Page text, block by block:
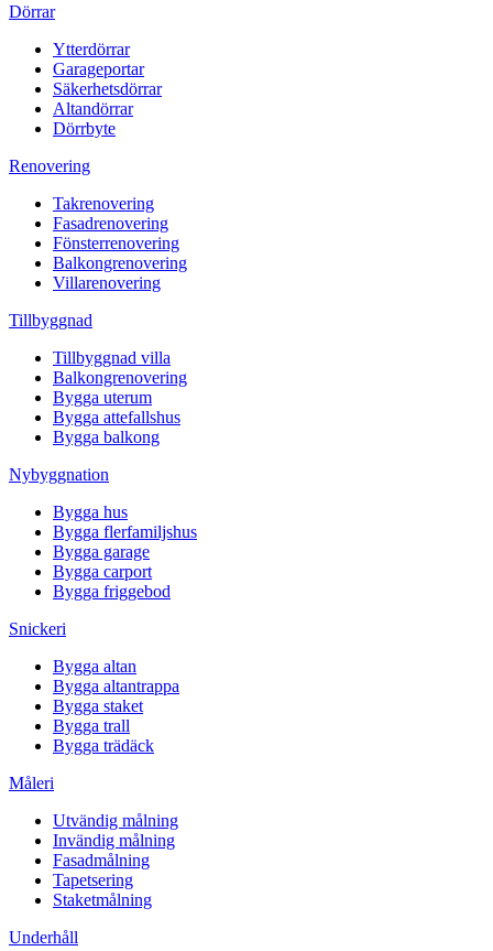
Dörrar
Ytterdörrar
Garageportar
Säkerhetsdörrar
Altandörrar
Dörrbyte
Renovering
Takrenovering
Fasadrenovering
Fönsterrenovering
Balkongrenovering
Villarenovering
Tillbyggnad
Tillbyggnad villa
Balkongrenovering
Bygga uterum
Bygga attefallshus
Bygga balkong
Nybyggnation
Bygga hus
Bygga flerfamiljshus
Bygga garage
Bygga carport
Bygga friggebod
Snickeri
Bygga altan
Bygga altantrappa
Bygga staket
Bygga trall
Bygga trädäck
Måleri
Utvändig målning
Invändig målning
Fasadmålning
Tapetsering
Staketmålning
Underhåll